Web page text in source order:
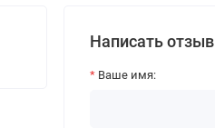
Написать отзыв
Ваше имя: